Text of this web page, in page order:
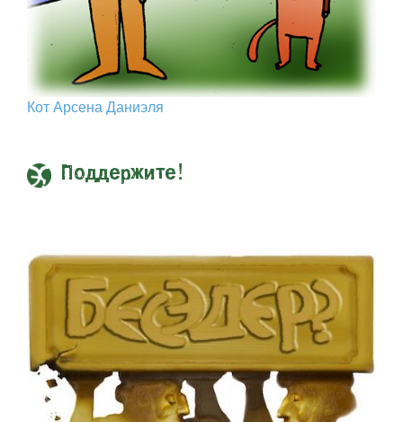
Кот Арcена Даниэля
Поддержите!